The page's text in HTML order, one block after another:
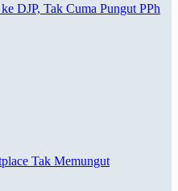
DJP, Tak Cuma Pungut PPh
Tak Memungut